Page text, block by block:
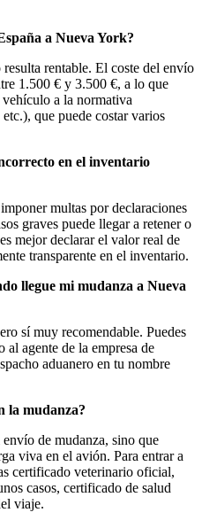
a Nueva York?
rentable. El coste del envío
1.500 € y 3.500 €, a lo que
a la normativa
que puede costar varios
en el inventario
multas por declaraciones
graves puede llegar a retener o
mejor declarar el valor real de
transparente en el inventario.
llegue mi mudanza a Nueva
sí muy recomendable. Puedes
al agente de la empresa de
aduanero en tu nombre
la mudanza?
de mudanza, sino que
viva en el avión. Para entrar a
certificado veterinario oficial,
casos, certificado de salud
viaje.